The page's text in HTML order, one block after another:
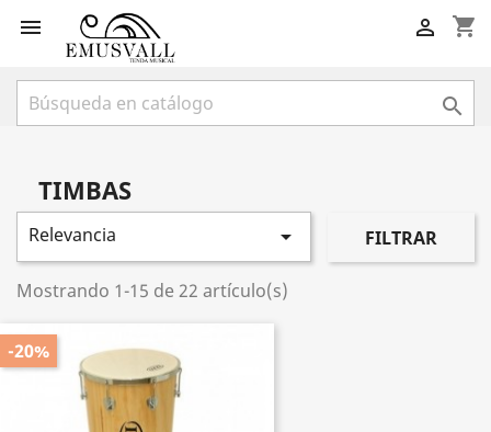
 shopping_cart


TIMBAS
Relevancia  FILTRAR
Mostrando 1-15 de 22 artículo(s)
-20%